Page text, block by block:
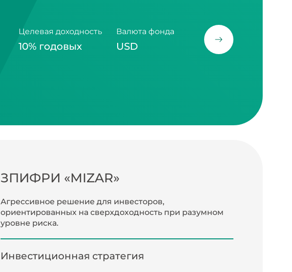
Целевая доходность
10% годовых
Валюта фонда
USD
ЗПИФРИ «MIZAR»
Агрессивное решение для инвесторов,
ориентированных на сверхдоходность при разумном
уровне риска.
Инвестиционная стратегия